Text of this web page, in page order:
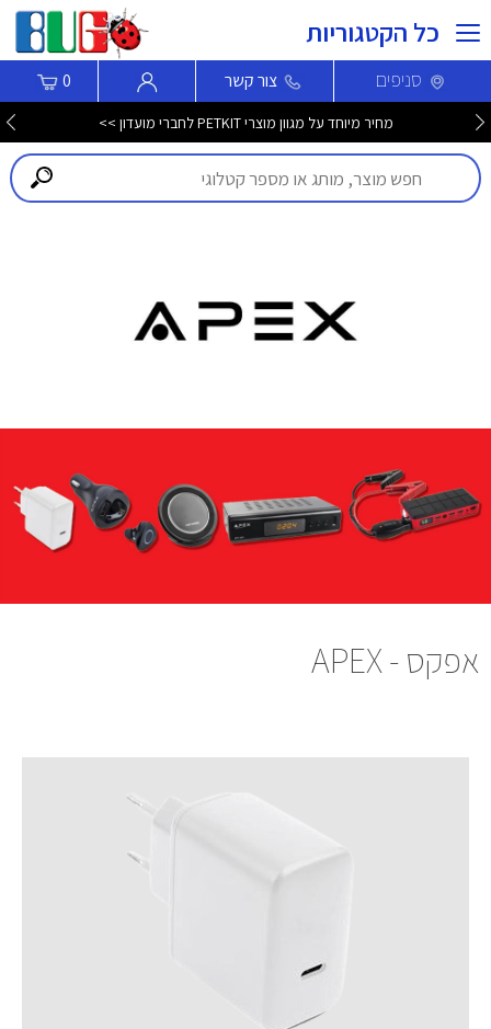
כל הקטגוריות
סניפים צור קשר 0
מחיר מיוחד על מגוון מוצרי PETKIT לחברי מועדון >>
אפקס - APEX